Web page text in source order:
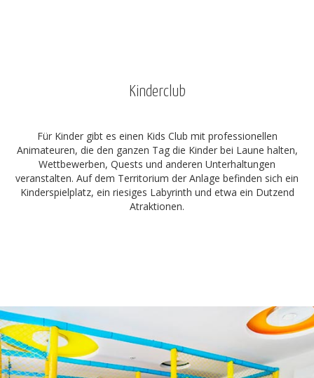
Kinderclub
Für Kinder gibt es einen Kids Club mit professionellen
Animateuren, die den ganzen Tag die Kinder bei Laune halten,
Wettbewerben, Quests und anderen Unterhaltungen
veranstalten. Auf dem Territorium der Anlage befinden sich ein
Kinderspielplatz, ein riesiges Labyrinth und etwa ein Dutzend
Atraktionen.